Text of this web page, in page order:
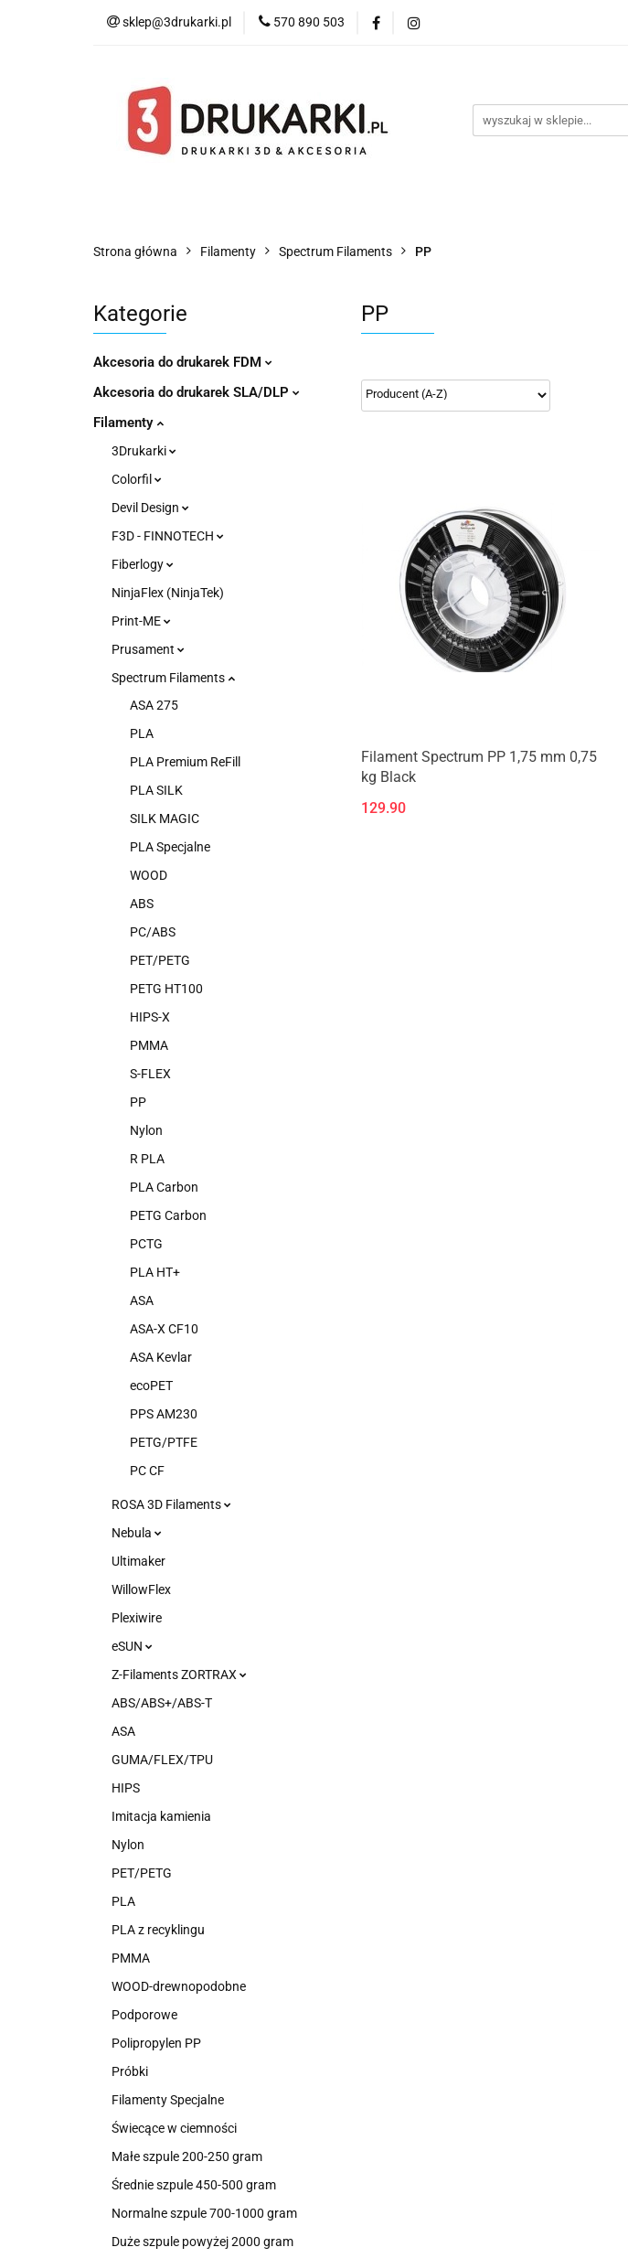
sklep@3drukarki.pl 570 890 503
Blog Bestsellery
Strona główna Filamenty Spectrum Filaments PP
Kategorie
Akcesoria do drukarek FDM
Akcesoria do drukarek SLA/DLP
Filamenty
3Drukarki
Colorfil
Devil Design
F3D - FINNOTECH
Fiberlogy
NinjaFlex (NinjaTek)
Print-ME
Prusament
Spectrum Filaments
ASA 275
PLA
PLA Premium ReFill
PLA SILK
SILK MAGIC
PLA Specjalne
WOOD
ABS
PC/ABS
PET/PETG
PETG HT100
HIPS-X
PMMA
S-FLEX
PP
Nylon
R PLA
PLA Carbon
PETG Carbon
PCTG
PLA HT+
ASA
ASA-X CF10
ASA Kevlar
ecoPET
PPS AM230
PETG/PTFE
PC CF
ROSA 3D Filaments
Nebula
Ultimaker
WillowFlex
Plexiwire
eSUN
Z-Filaments ZORTRAX
ABS/ABS+/ABS-T
ASA
GUMA/FLEX/TPU
HIPS
Imitacja kamienia
Nylon
PET/PETG
PLA
PLA z recyklingu
PMMA
WOOD-drewnopodobne
Podporowe
Polipropylen PP
Próbki
Filamenty Specjalne
Świecące w ciemności
Małe szpule 200-250 gram
Średnie szpule 450-500 gram
Normalne szpule 700-1000 gram
Duże szpule powyżej 2000 gram
PP
Filament Spectrum PP 1,75 mm 0,75
kg Black
129.90